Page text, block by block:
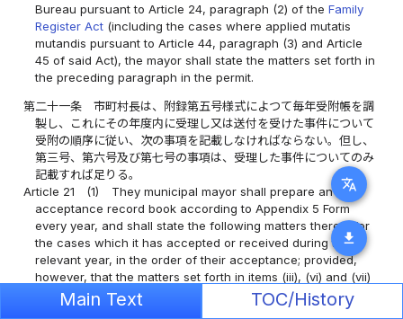
translate
download
Bureau pursuant to Article 24, paragraph (2) of theFamily
Register Act (including the cases where applied mutatis
mutandis pursuant to Article 44, paragraph (3) and Article
45 of said Act), the mayor shall state the matters set forth in
the preceding paragraph in the permit.
第二十一条
市町村長は、附録第五号様式によつて毎年受附帳を調
製し、これにその年度内に受理し又は送付を受けた事件について
受附の順序に従い、次の事項を記載しなければならない。但し、
第三号、第六号及び第七号の事項は、受理した事件についてのみ
記載すれば足りる。
Article 21
(1)
They municipal mayor shall prepare an
acceptance record book according to Appendix 5 Form
every year, and shall state the following matters therein for
the cases which it has accepted or received during the
relevant year, in the order of their acceptance; provided,
however, that the matters set forth in items (iii), (vi) and (vii)
only need to be stated for the cases which it has accepted:
Main Text TOC/History